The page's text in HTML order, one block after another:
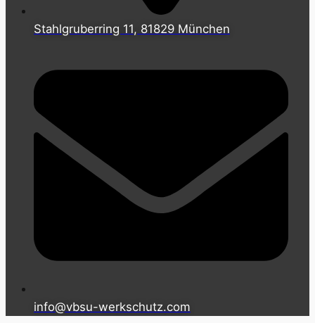
Stahlgruberring 11, 81829 München
info@vbsu-werkschutz.com